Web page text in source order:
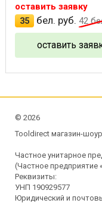
оставить заявку
35
бел. руб. 42
оставить
© 2026
Tooldirect магазин-
Частное унитарное
(Частное предприятие
Реквизиты:
УНП 190929577
Юридический и